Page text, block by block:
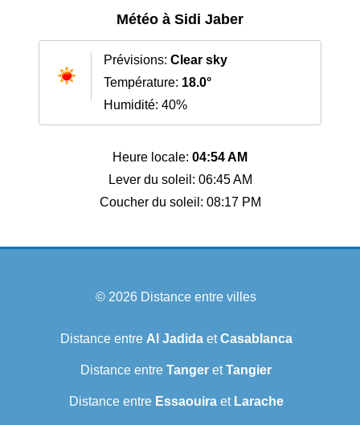
Météo à Sidi Jaber
Prévisions: Clear sky
Température: 18.0°
Humidité: 40%
Heure locale: 04:54 AM
Lever du soleil: 06:45 AM
Coucher du soleil: 08:17 PM
© 2026 Distance entre villes
Distance entre Al JadidaetCasablanca
Distance entre Tanger etTangier
Distance entre Essaouiraet Larache